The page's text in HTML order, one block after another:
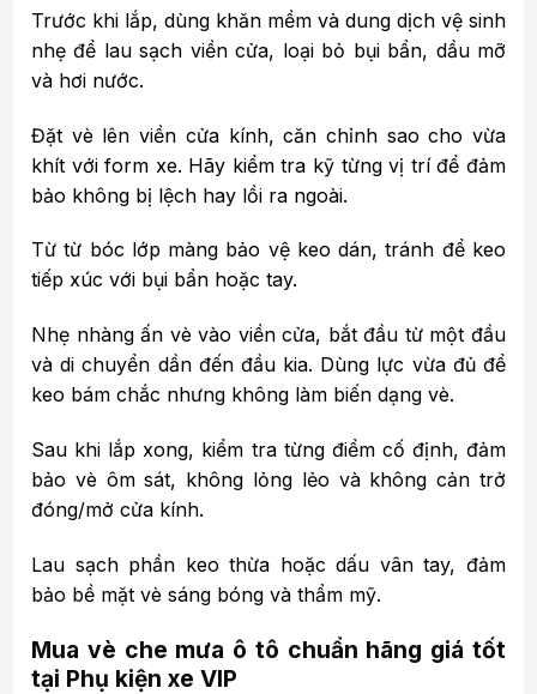
Trước khi lắp, dùng khăn mềm và dung dịch vệ sinh
nhẹ để lau sạch viền cửa, loại bỏ bụi bẩn, dầu mỡ
và hơi nước.
Đặt vè lên viền cửa kính, căn chỉnh sao cho vừa
khít với form xe. Hãy kiểm tra kỹ từng vị trí để đảm
bảo không bị lệch hay lồi ra ngoài.
Từ từ bóc lớp màng bảo vệ keo dán, tránh để keo
tiếp xúc với bụi bẩn hoặc tay.
Nhẹ nhàng ấn vè vào viền cửa, bắt đầu từ một đầu
và di chuyển dần đến đầu kia. Dùng lực vừa đủ để
keo bám chắc nhưng không làm biến dạng vè.
Sau khi lắp xong, kiểm tra từng điểm cố định, đảm
bảo vè ôm sát, không lỏng lẻo và không cản trở
đóng/mở cửa kính.
Lau sạch phần keo thừa hoặc dấu vân tay, đảm
bảo bề mặt vè sáng bóng và thẩm mỹ.
Mua vè che mưa ô tô chuẩn hãng giá tốt
tại Phụ kiện xe VIP